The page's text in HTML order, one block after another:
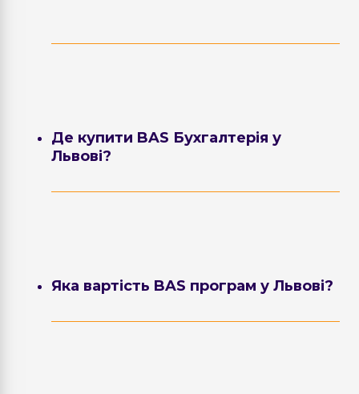
Де купити BAS Бухгалтерія у
Львові?
Яка вартість BAS програм у Львові?